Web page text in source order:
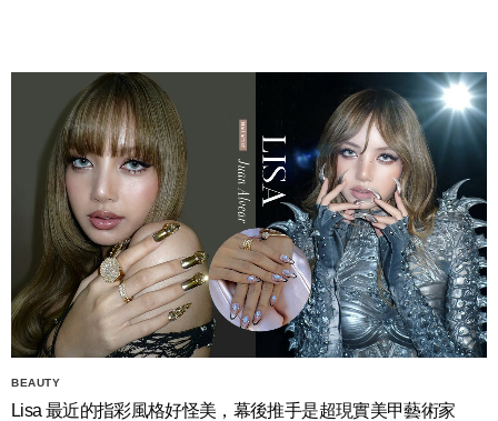
BEAUTY
Lisa 最近的指彩風格好怪美，幕後推手是超現實美甲藝術家